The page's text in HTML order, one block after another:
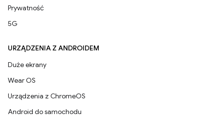
Prywatność
5G
URZĄDZENIA Z ANDROIDEM
Duże ekrany
Wear OS
Urządzenia z ChromeOS
Android do samochodu